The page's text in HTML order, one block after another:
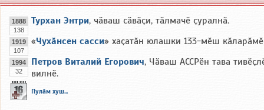
1888
138
Турхан Энтри, чӑваш сӑвӑҫи, тӑлмачӗ ҫуралнӑ.
1919
107
«Чухӑнсен сасси» хаҫатӑн юлашки 133-мӗш кӑларӑмӗ
1994
32
Петров Виталий Егорович, Чӑваш АССРӗн тава
вилнӗ.
Пулӑм хуш...